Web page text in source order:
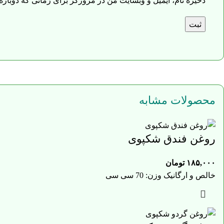
محصولات مشابه
روغن فندق شکپوی
۱۸۵,۰۰۰ تومان
خالص و ارگانیک وزن: 70 سی سی